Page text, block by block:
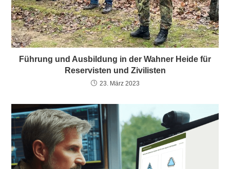
Führung und Ausbildung in der Wahner Heide für
Reservisten und Zivilisten
23. März 2023